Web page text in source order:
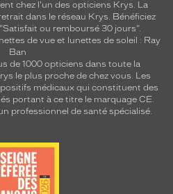
chez l'un des opticiens Krys. La
dans le réseau Krys. Bénéficiez
ou remboursé 30 jours".
de vue et lunettes de soleil : Ray
Ban
de 1000 opticiens dans toute la
le plus proche de chez vous. Les
médicaux qui constituent des
portant à ce titre le marquage CE.
professionnel de santé spécialisé.